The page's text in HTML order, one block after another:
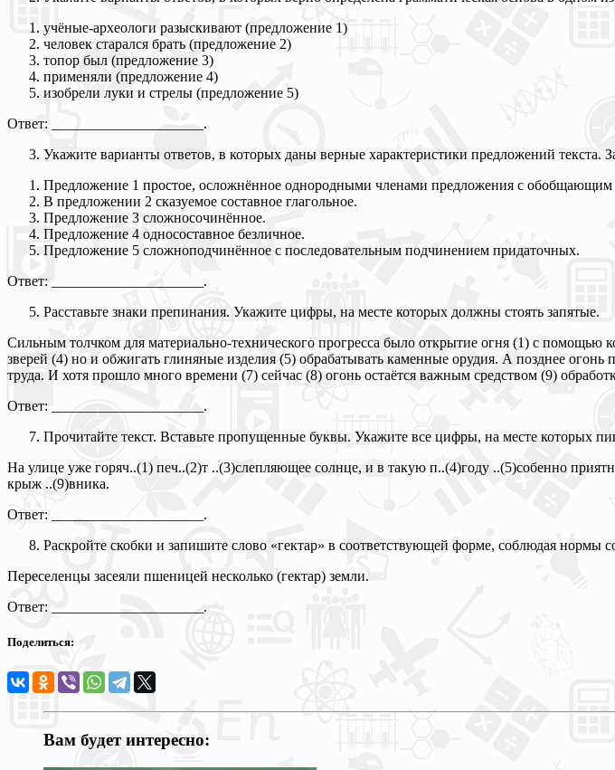
учёные-археологи разыскивают (предложение 1)
человек старался брать (предложение 2)
топор был (предложение 3)
применяли (предложение 4)
изобрели луки и стрелы (предложение 5)
Ответ: _____________________.
Укажите варианты ответов, в которых даны верные характеристики предложений текста.
Предложение 1 простое, осложнённое однородными членами предложения с обобщающим
В предложении 2 сказуемое составное глагольное.
Предложение 3 сложносочинённое.
Предложение 4 односоставное безличное.
Предложение 5 сложноподчинённое с последовательным подчинением придаточных.
Ответ: _____________________.
Расставьте знаки препинания. Укажите цифры, на месте которых должны стоять запятые.
Сильным толчком для материально-технического прогресса было открытие огня (1) с
зверей (4) но и обжигать глиняные изделия (5) обрабатывать каменные орудия. А позднее
труда. И хотя прошло много времени (7) сейчас (8) огонь остаётся важным средством (9)
Ответ: _____________________.
Прочитайте текст. Вставьте пропущенные буквы. Укажите все цифры, на месте которых
На улице уже горяч..(1) печ..(2)т ..(3)слепляющее солнце, и в такую п..(4)году ..(5)собенно
крыж ..(9)вника.
Ответ: _____________________.
Раскройте скобки и запишите слово «гектар» в соответствующей форме, соблюдая нормы
Переселенцы засеяли пшеницей несколько (гектар) земли.
Ответ: _____________________.
Поделиться:
Вам будет интересно: